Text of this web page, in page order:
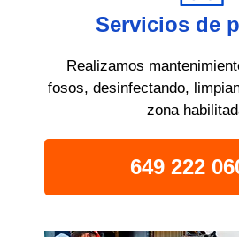
Servicios de
Realizamos
fosos, desinfectando,
zona
649 222